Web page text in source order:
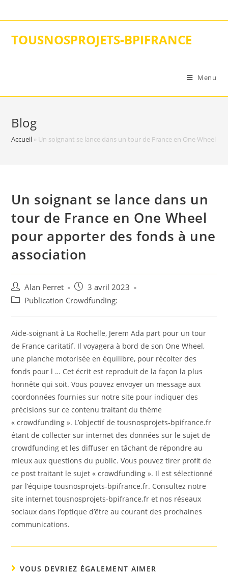
to
TOUSNOSPROJETS-BPIFRANCE
Menu
Blog
Accueil » Un soignant se lance dans un tour de France en One Wheel
Un soignant se lance dans un
tour de France en One Wheel
pour apporter des fonds à une
association
Auteur/autrice
de
Alan Perret
Post
published:
3 avril 2023
PostPublication Crowdfunding:
Aide-soignant à La Rochelle, Jerem Ada part pour un tour
de France caritatif. Il voyagera à bord de son One Wheel,
une planche motorisée en équilibre, pour récolter des
fonds pour l … Cet écrit est reproduit de la façon la plus
honnête qui soit. Vous pouvez envoyer un message aux
coordonnées fournies sur notre site pour indiquer des
précisions sur ce contenu traitant du thème
« crowdfunding ». L’objectif de tousnosprojets-bpifrance.fr
étant de collecter sur internet des données sur le sujet de
crowdfunding et les diffuser en tâchant de répondre au
mieux aux questions du public. Vous pouvez tirer profit de
ce post traitant le sujet « crowdfunding ». Il est sélectionné
par l’équipe tousnosprojets-bpifrance.fr. Consultez notre
site internet tousnosprojets-bpifrance.fr et nos réseaux
sociaux dans l’optique d’être au courant des prochaines
communications.
VOUS DEVRIEZ ÉGALEMENT AIMER